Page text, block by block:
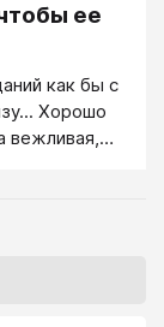
ее
как бы с
Хорошо
вежливая,